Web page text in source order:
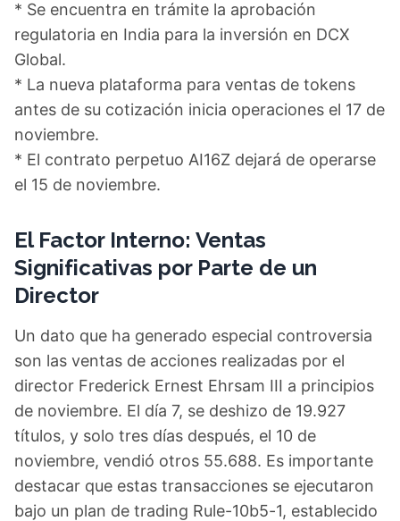
* Se encuentra en trámite la aprobación
regulatoria en India para la inversión en DCX
Global.
* La nueva plataforma para ventas de tokens
antes de su cotización inicia operaciones el 17 de
noviembre.
* El contrato perpetuo AI16Z dejará de operarse
el 15 de noviembre.
El Factor Interno: Ventas
Significativas por Parte de un
Director
Un dato que ha generado especial controversia
son las ventas de acciones realizadas por el
director Frederick Ernest Ehrsam III a principios
de noviembre. El día 7, se deshizo de 19.927
títulos, y solo tres días después, el 10 de
noviembre, vendió otros 55.688. Es importante
destacar que estas transacciones se ejecutaron
bajo un plan de trading Rule-10b5-1, establecido